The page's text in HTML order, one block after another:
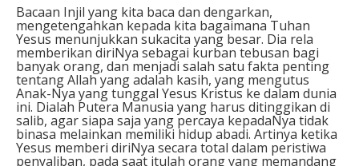
Bacaan Injil yang kita baca dan dengarkan,
mengetengahkan kepada kita bagaimana Tuhan
Yesus menunjukkan sukacita yang besar. Dia rela
memberikan diriNya sebagai kurban tebusan bagi
banyak orang, dan menjadi salah satu fakta penting
tentang Allah yang adalah kasih, yang mengutus
Anak-Nya yang tunggal Yesus Kristus ke dalam dunia
ini. Dialah Putera Manusia yang harus ditinggikan di
salib, agar siapa saja yang percaya kepadaNya tidak
binasa melainkan memiliki hidup abadi. Artinya ketika
Yesus memberi diriNya secara total dalam peristiwa
penyaliban, pada saat itulah orang yang memandang